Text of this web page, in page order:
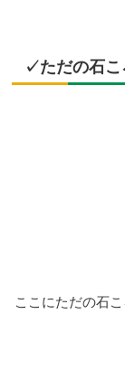
✓ただの石こ
ここにただの石こ